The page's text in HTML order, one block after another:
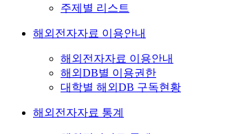
주제별 리스트
해외전자자료 이용안내
해외전자자료 이용안내
해외DB별 이용권한
대학별 해외DB 구독현황
해외전자자료 통계